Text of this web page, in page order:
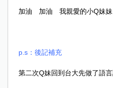
加油 加油 我親愛的小Q妹妹
p.s：後記補充
第二次Q妹回到台大先做了語